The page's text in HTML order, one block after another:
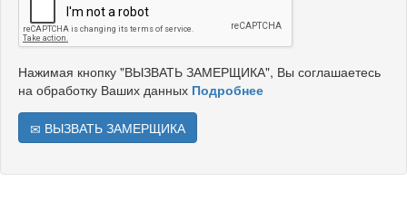
Нажимая кнопку "ВЫЗВАТЬ ЗАМЕРЩИКА", Вы соглашаетесь
на обработку Ваших данных Подробнее
ВЫЗВАТЬ ЗАМЕРЩИКА